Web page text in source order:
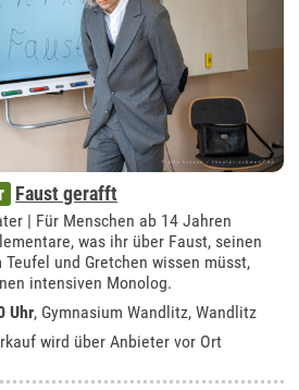
Faust gerafft
| Für Menschen ab 14 Jahren
was ihr über Faust, seinen
Teufel und Gretchen wissen müsst,
intensiven Monolog.
Uhr, Gymnasium Wandlitz, Wandlitz
wird über Anbieter vor Ort